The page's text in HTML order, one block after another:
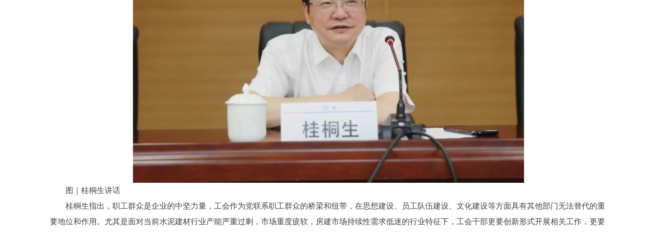
图｜桂桐生讲话
桂桐生指出，职工群众是企业的中坚力量，工会作为党联系职工群众的桥梁和纽带，在思想建设、员工队伍建设、文化建设等方面具有其他部门无法替代的重
要地位和作用。尤其是面对当前水泥建材行业产能严重过剩，市场重度疲软，房建市场持续性需求低迷的行业特征下，工会干部更要创新形式开展相关工作，更要